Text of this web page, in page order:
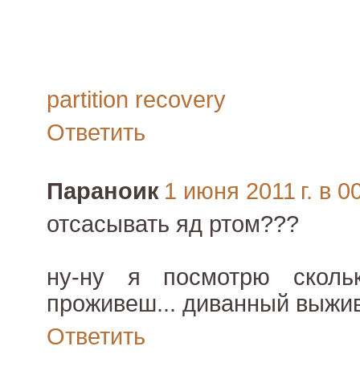
partition recovery
Ответить
Параноик 1 июня 2011 г. в
отсасывать яд ртом???
ну-ну я посмотрю
проживеш... диванный
Ответить